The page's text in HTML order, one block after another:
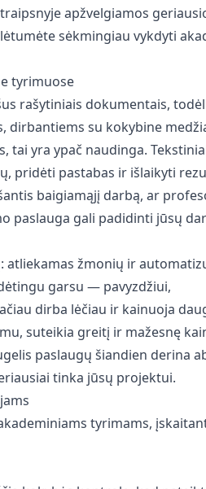
apžvelgiamos
sėkmingiau vykdyti
tyrimuose
rašytiniais dokumentais,
su kokybine
tai yra ypač naudinga.
pridėti pastabas ir išlaikyti
baigiamąjį darbą, ar
paslauga gali padidinti jūsų
žmonių ir
garsu — pavyzdžiui,
dirba lėčiau ir kainuoja
suteikia greitį ir mažesnę
paslaugų šiandien derina
tinka jūsų projektui.
tyrimams,